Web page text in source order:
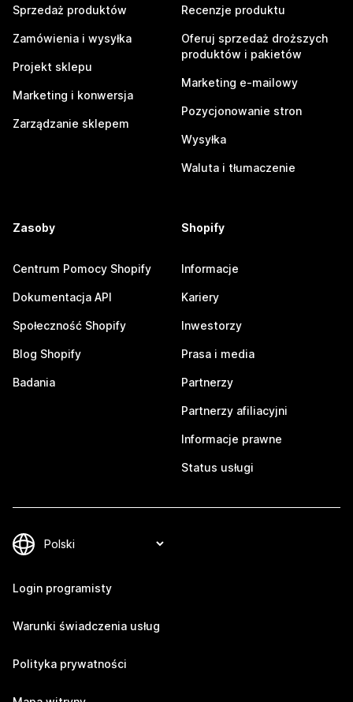
Sprzedaż produktów
Zamówienia i wysyłka
Projekt sklepu
Marketing i konwersja
Zarządzanie sklepem
Recenzje produktu
Oferuj sprzedaż droższych
produktów i pakietów
Marketing e-mailowy
Pozycjonowanie stron
Wysyłka
Waluta i tłumaczenie
Zasoby
Centrum Pomocy Shopify
Dokumentacja API
Społeczność Shopify
Blog Shopify
Badania
Shopify
Informacje
Kariery
Inwestorzy
Prasa i media
Partnerzy
Partnerzy afiliacyjni
Informacje prawne
Status usługi
Login programisty
Warunki świadczenia usług
Polityka prywatności